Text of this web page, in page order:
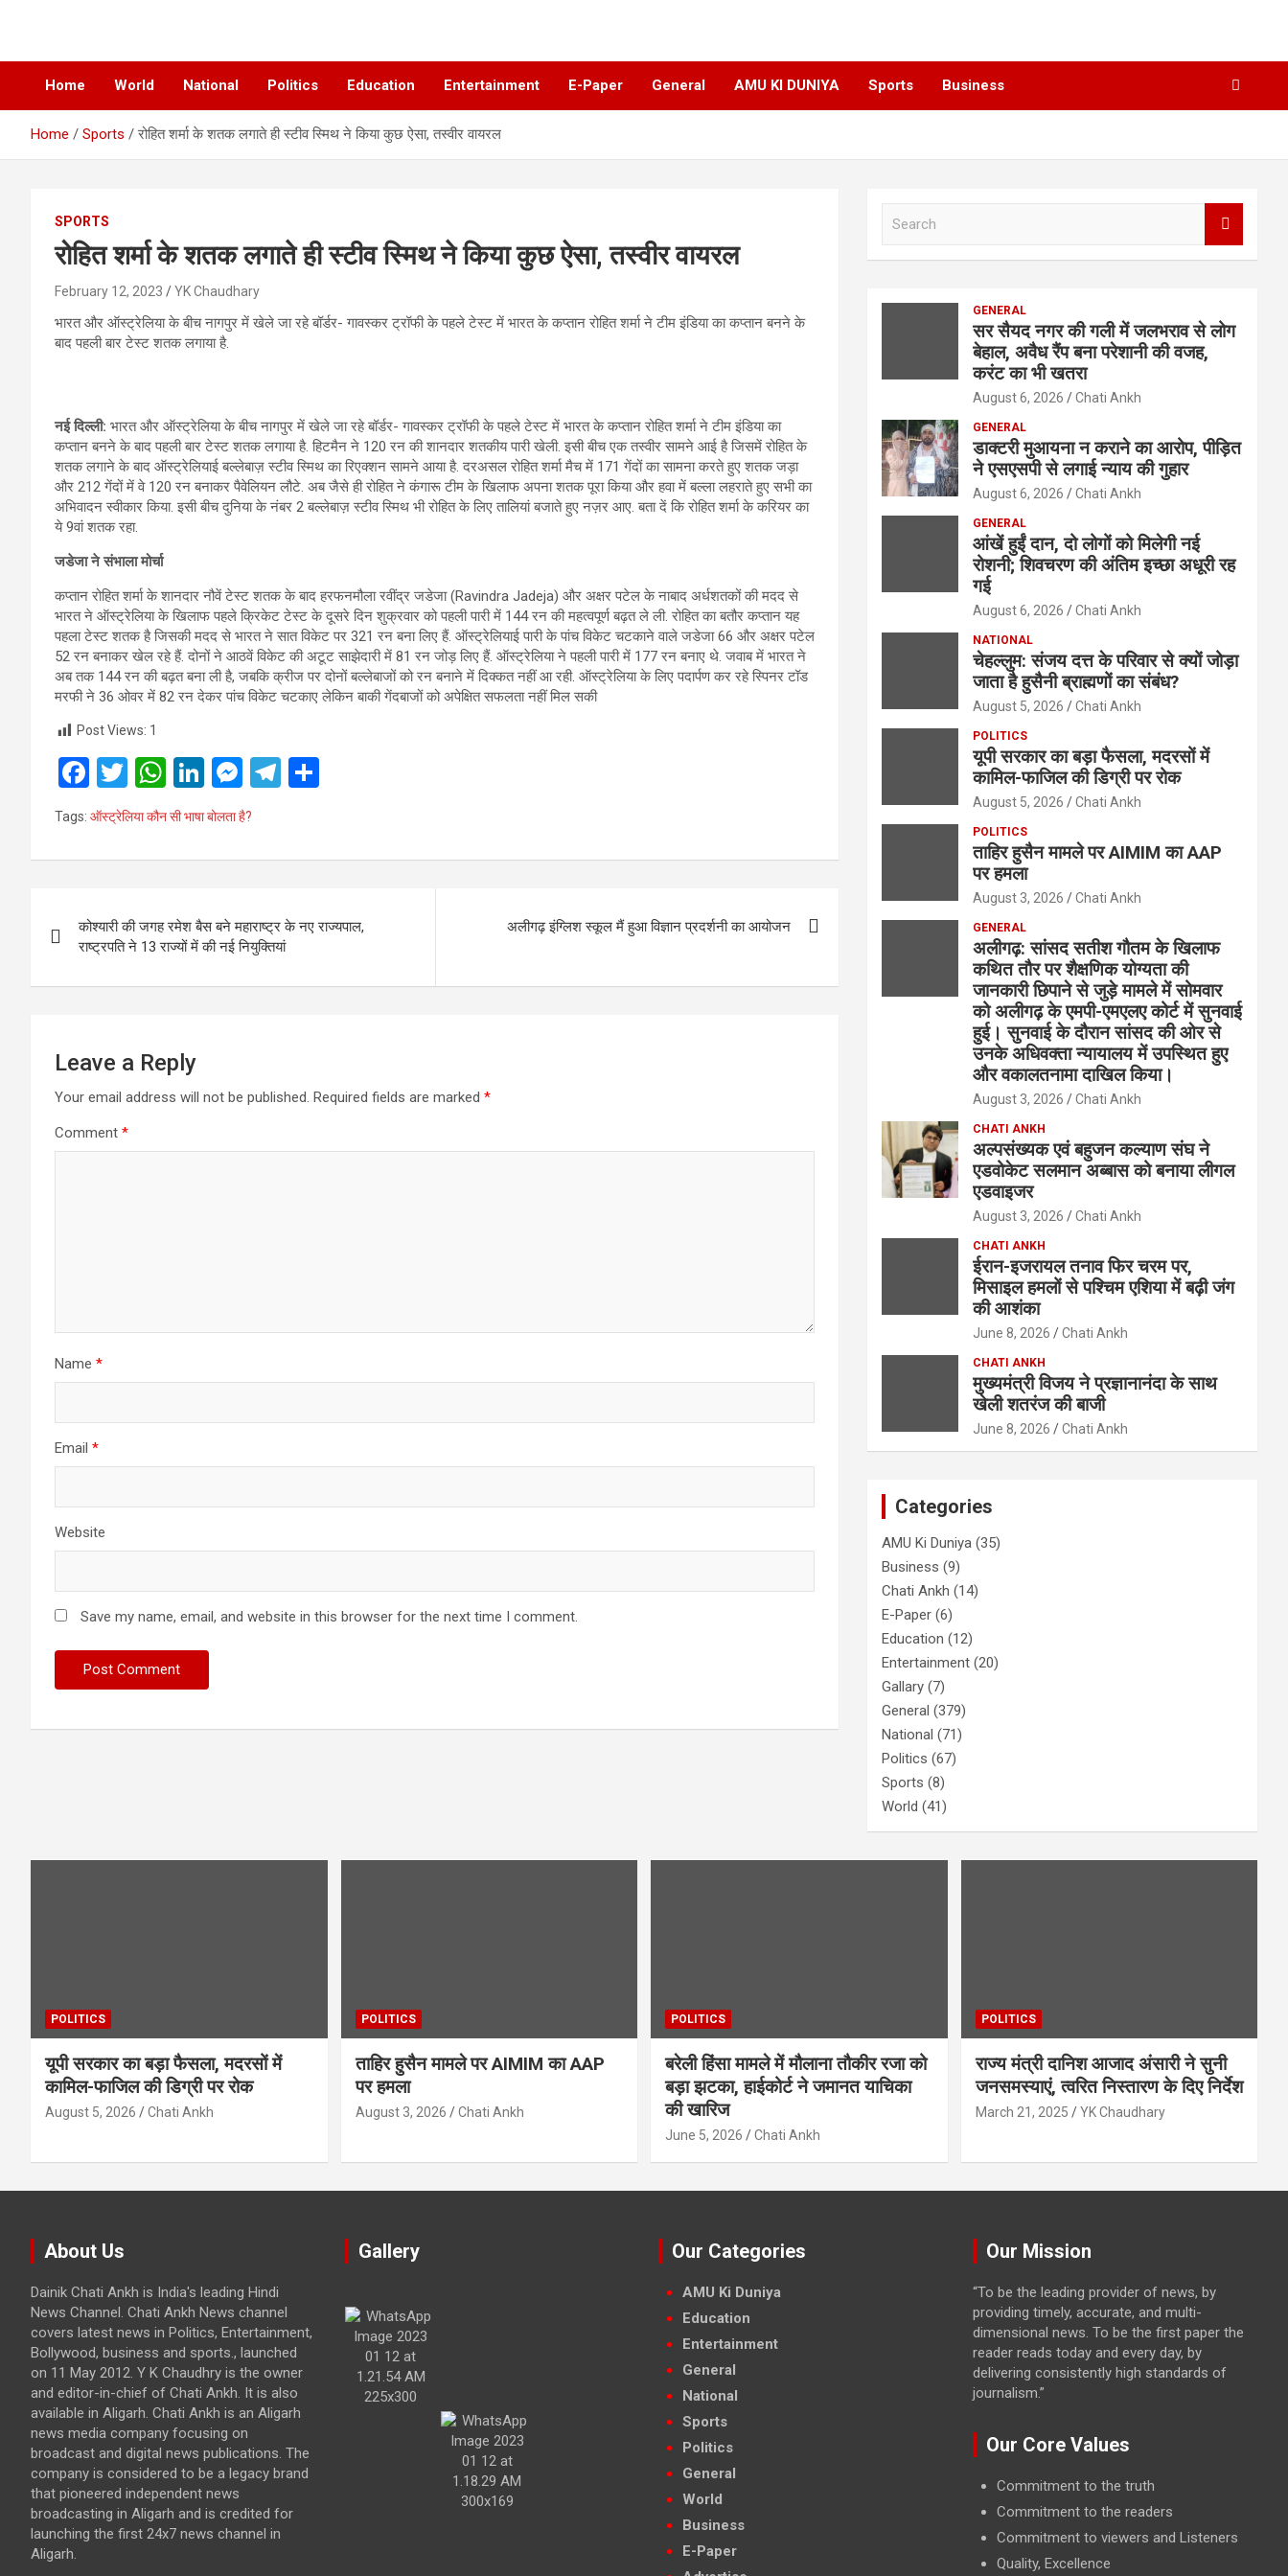
Chatiankh
Home World National Politics Education Entertainment E-Paper General AMU KI DUNIYA Sports Business
Home Sports रोहित शर्मा के शतक लगाते ही स्टीव स्मिथ ने किया कुछ ऐसा, तस्वीर वायरल
SPORTS
रोहित शर्मा के शतक लगाते ही स्टीव स्मिथ ने किया कुछ ऐसा, तस्वीर वायरल
February 12, 2023 YK Chaudhary
भारत और ऑस्ट्रेलिया के बीच नागपुर में खेले जा रहे बॉर्डर- गावस्कर ट्रॉफी के पहले टेस्ट में भारत के कप्तान रोहित शर्मा ने टीम इंडिया का कप्तान बनने के
बाद पहली बार टेस्ट शतक लगाया है.
नई दिल्ली: भारत और ऑस्ट्रेलिया के बीच नागपुर में खेले जा रहे बॉर्डर- गावस्कर ट्रॉफी के पहले टेस्ट में भारत के कप्तान रोहित शर्मा ने टीम इंडिया का
कप्तान बनने के बाद पहली बार टेस्ट शतक लगाया है. हिटमैन ने 120 रन की शानदार शतकीय पारी खेली. इसी बीच एक तस्वीर सामने आई है जिसमें रोहित के
शतक लगाने के बाद ऑस्ट्रेलियाई बल्लेबाज़ स्टीव स्मिथ का रिएक्शन सामने आया है. दरअसल रोहित शर्मा मैच में 171 गेंदों का सामना करते हुए शतक जड़ा
और 212 गेंदों में वे 120 रन बनाकर पैवेलियन लौटे. अब जैसे ही रोहित ने कंगारू टीम के खिलाफ अपना शतक पूरा किया और हवा में बल्ला लहराते हुए सभी का
अभिवादन स्वीकार किया. इसी बीच दुनिया के नंबर 2 बल्लेबाज़ स्टीव स्मिथ भी रोहित के लिए तालियां बजाते हुए नज़र आए. बता दें कि रोहित शर्मा के करियर का
ये 9वां शतक रहा.
जडेजा ने संभाला मोर्चा
कप्तान रोहित शर्मा के शानदार नौवें टेस्ट शतक के बाद हरफनमौला रवींद्र जडेजा (Ravindra Jadeja) और अक्षर पटेल के नाबाद अर्धशतकों की मदद से
भारत ने ऑस्ट्रेलिया के खिलाफ पहले क्रिकेट टेस्ट के दूसरे दिन शुक्रवार को पहली पारी में 144 रन की महत्वपूर्ण बढ़त ले ली. रोहित का बतौर कप्तान यह
पहला टेस्ट शतक है जिसकी मदद से भारत ने सात विकेट पर 321 रन बना लिए हैं. ऑस्ट्रेलियाई पारी के पांच विकेट चटकाने वाले जडेजा 66 और अक्षर पटेल
52 रन बनाकर खेल रहे हैं. दोनों ने आठवें विकेट की अटूट साझेदारी में 81 रन जोड़ लिए हैं. ऑस्ट्रेलिया ने पहली पारी में 177 रन बनाए थे. जवाब में भारत ने
अब तक 144 रन की बढ़त बना ली है, जबकि क्रीज पर दोनों बल्लेबाजों को रन बनाने में दिक्कत नहीं आ रही. ऑस्ट्रेलिया के लिए पदार्पण कर रहे स्पिनर टॉड
मरफी ने 36 ओवर में 82 रन देकर पांच विकेट चटकाए लेकिन बाकी गेंदबाजों को अपेक्षित सफलता नहीं मिल सकी
Post Views: 1
F
a
ce
b
o
k
T
wi
tt
er
W
h
at
s
p
p
Li
n
ke
dI
M
es
se
n
er
T
gr
m
e
Tags: ऑस्ट्रेलिया कौन सी भाषा बोलता है?
navigation
कोश्यारी की जगह रमेश बैस बने महाराष्ट्र के नए राज्यपाल,
राष्ट्रपति ने 13 राज्यों में की नई नियुक्तियां
अलीगढ़ इंग्लिश स्कूल मैं हुआ विज्ञान प्रदर्शनी का आयोजन
Leave a Reply
Your email address will not be published. Required fields are marked *
Comment *
Name *
Email *
Website
Save my name, email, and website in this browser for the next time I comment.
GENERAL
सर सैयद नगर की गली में जलभराव से लोग
बेहाल, अवैध रैंप बना परेशानी की वजह,
करंट का भी खतरा
August 6, 2026 Chati Ankh
GENERAL
डाक्टरी मुआयना न कराने का आरोप, पीड़ित
ने एसएसपी से लगाई न्याय की गुहार
August 6, 2026 Chati Ankh
GENERAL
आंखें हुईं दान, दो लोगों को मिलेगी नई
रोशनी; शिवचरण की अंतिम इच्छा अधूरी रह
गई
August 6, 2026 Chati Ankh
NATIONAL
चेहल्लुम: संजय दत्त के परिवार से क्यों जोड़ा
जाता है हुसैनी ब्राह्मणों का संबंध?
August 5, 2026 Chati Ankh
POLITICS
यूपी सरकार का बड़ा फैसला, मदरसों में
कामिल-फाजिल की डिग्री पर रोक
August 5, 2026 Chati Ankh
POLITICS
ताहिर हुसैन मामले पर AIMIM का AAP
पर हमला
August 3, 2026 Chati Ankh
GENERAL
अलीगढ़: सांसद सतीश गौतम के खिलाफ
कथित तौर पर शैक्षणिक योग्यता की
जानकारी छिपाने से जुड़े मामले में सोमवार
को अलीगढ़ के एमपी-एमएलए कोर्ट में सुनवाई
हुई। सुनवाई के दौरान सांसद की ओर से
उनके अधिवक्ता न्यायालय में उपस्थित हुए
और वकालतनामा दाखिल किया।
August 3, 2026 Chati Ankh
CHATI ANKH
अल्पसंख्यक एवं बहुजन कल्याण संघ ने
एडवोकेट सलमान अब्बास को बनाया लीगल
एडवाइजर
August 3, 2026 Chati Ankh
CHATI ANKH
ईरान-इजरायल तनाव फिर चरम पर,
मिसाइल हमलों से पश्चिम एशिया में बढ़ी जंग
की आशंका
June 8, 2026 Chati Ankh
CHATI ANKH
मुख्यमंत्री विजय ने प्रज्ञानानंदा के साथ
खेली शतरंज की बाजी
June 8, 2026 Chati Ankh
Categories
AMU Ki Duniya (35)
Business (9)
Chati Ankh (14)
E-Paper (6)
Education (12)
Entertainment (20)
Gallary (7)
General (379)
National (71)
Politics (67)
Sports (8)
World (41)
POLITICS
यूपी सरकार का बड़ा फैसला, मदरसों में
कामिल-फाजिल की डिग्री पर रोक
August 5, 2026 Chati Ankh
POLITICS
ताहिर हुसैन मामले पर AIMIM का AAP
पर हमला
August 3, 2026 Chati Ankh
POLITICS
बरेली हिंसा मामले में मौलाना तौकीर रजा को
बड़ा झटका, हाईकोर्ट ने जमानत याचिका
की खारिज
June 5, 2026 Chati Ankh
POLITICS
राज्य मंत्री दानिश आजाद अंसारी ने सुनी
जनसमस्याएं, त्वरित निस्तारण के दिए निर्देश
March 21, 2025 YK Chaudhary
About Us
Dainik Chati Ankh is India's leading Hindi
News Channel. Chati Ankh News channel
covers latest news in Politics, Entertainment,
Bollywood, business and sports., launched
on 11 May 2012. Y K Chaudhry is the owner
and editor-in-chief of Chati Ankh. It is also
available in Aligarh. Chati Ankh is an Aligarh
news media company focusing on
broadcast and digital news publications. The
company is considered to be a legacy brand
that pioneered independent news
broadcasting in Aligarh and is credited for
launching the first 24x7 news channel in
Aligarh.
Gallery Our Categories
AMU Ki Duniya
Education
Entertainment
General
National
Sports
Politics
General
World
Business
E-Paper
Our Mission
“To be the leading provider of news, by
providing timely, accurate, and multi-
dimensional news. To be the first paper the
reader reads today and every day, by
delivering consistently high standards of
journalism.”
Our Core Values
Commitment to the truth
Commitment to the readers
Commitment to viewers and Listeners
Quality, Excellence